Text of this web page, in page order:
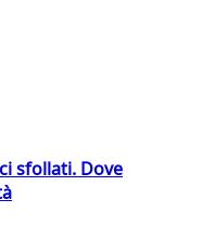
sfollati. Dove